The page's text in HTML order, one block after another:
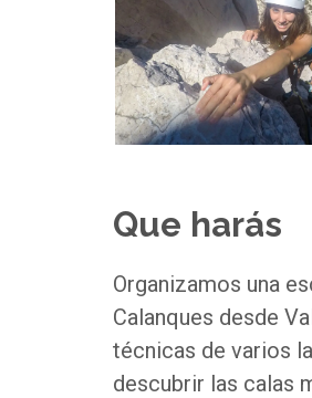
Que harás
Organizamos una
Calanques desde
técnicas de varios
descubrir las calas